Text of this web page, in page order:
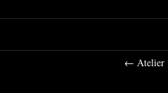
← Atelier